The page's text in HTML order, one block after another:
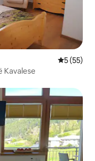
Vlerësimi
5 (55)
Kavalese